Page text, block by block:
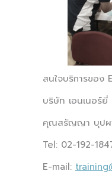
สนใจบริการของ
บริษัท เอนเนอร์
คุณสรัญญา บุปผ
Tel: 02-192-
E-mail: